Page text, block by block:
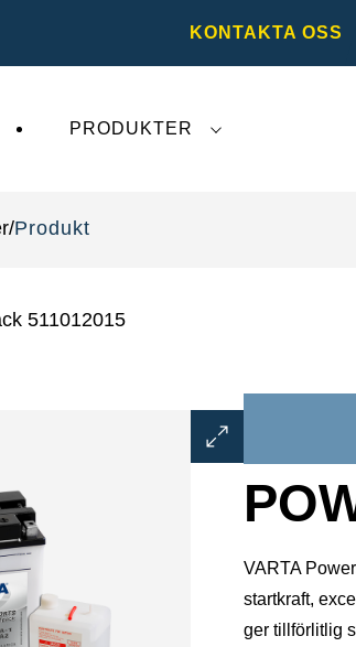
KONTAKTA OSS
PRODUKTER
Produkt
511012015
Öppna
bilddialog
VARTA
startkraft,
ger tillförlitlig